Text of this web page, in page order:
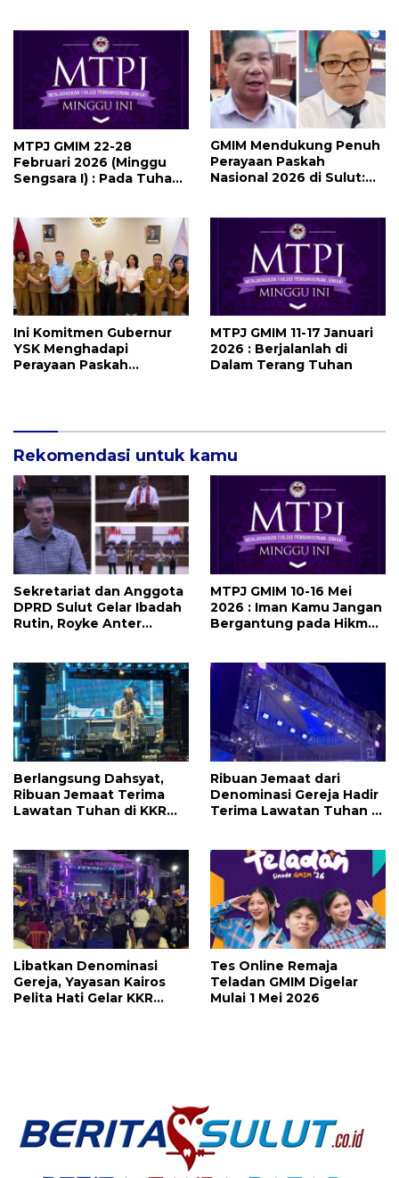
MTPJ GMIM 22-28
Februari 2026 (Minggu
Sengsara I) : Pada Tuhan
GMIM Mendukung Penuh
Perayaan Paskah
Nasional 2026 di Sulut:
Ini Komitmen Gubernur
YSK Menghadapi
Perayaan Paskah
MTPJ GMIM 11-17 Januari
2026 : Berjalanlah di
Dalam Terang Tuhan
Rekomendasi untuk kamu
Sekretariat dan Anggota
DPRD Sulut Gelar Ibadah
Rutin, Royke Anter
Pengingat
MTPJ GMIM 10-16 Mei
2026 : Iman Kamu Jangan
Bergantung pada Hikmat
Berlangsung Dahsyat,
Ribuan Jemaat Terima
Lawatan Tuhan di KKR
Ribuan Jemaat dari
Denominasi Gereja Hadir
Terima Lawatan Tuhan di
Libatkan Denominasi
Gereja, Yayasan Kairos
Pelita Hati Gelar KKR
Tes Online Remaja
Teladan GMIM Digelar
Mulai 1 Mei 2026